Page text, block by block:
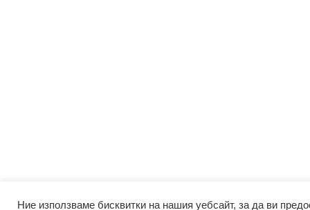
Ние използваме бисквитки на нашия уебсайт, за да ви